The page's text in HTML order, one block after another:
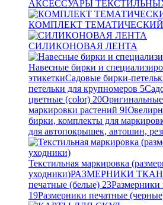
АКСЕССУАРЫ
КОМПЛЕКТ
СИЛИКОНОВАЯ ЛЕНТА
Навесные бирки и
этикеткиСадовые бирки-
петельки для крупномеров 5
цветные (color) 20
маркировки растений 9
бирки, комплекты для
для автопокрышек, автошин,
Текстильная маркировка
уходники)РАЗМЕРНИКИ
печатные (белые) 23Размерники
19Размерники печатные